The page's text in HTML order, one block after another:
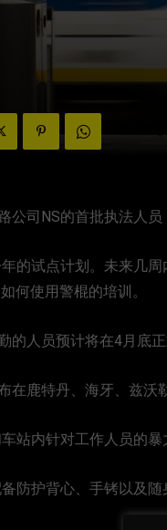
公司NS的首批执法人
的试点计划。未来几
何使用警棍的培训。
人员预计将在4月底正
鹿特丹、海牙、兹沃
站内针对工作人员的暴
防护背心、手铐以及